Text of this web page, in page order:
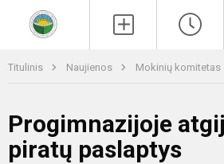
Titulinis Naujienos Mokinių komitetas
Progimnazijoje
piratų paslaptys